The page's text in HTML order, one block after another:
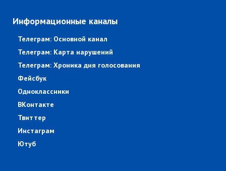
Информационные каналы
Телеграм: Основной канал
Телеграм: Карта нарушений
Телеграм: Хроника дня голосования
Фейсбук
Одноклассники
ВКонтакте
Твиттер
Инстаграм
Ютуб